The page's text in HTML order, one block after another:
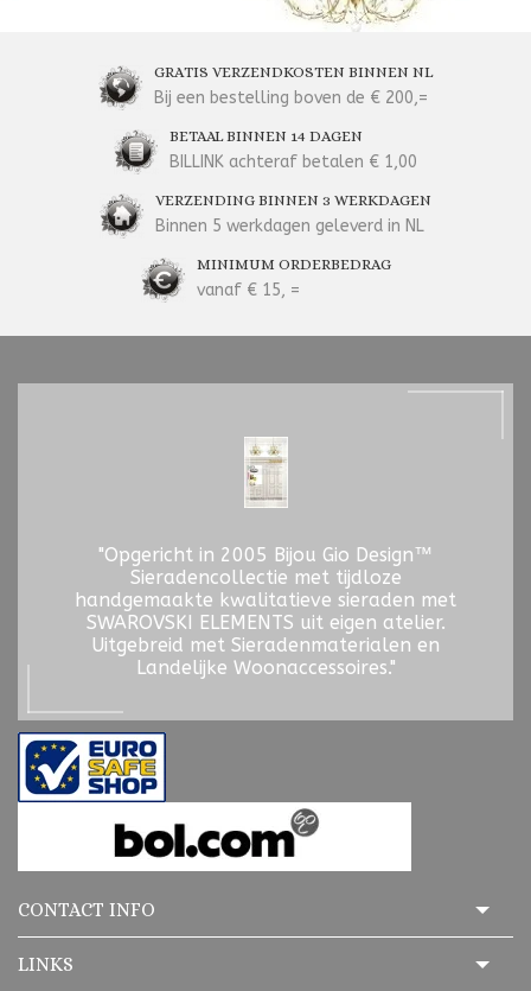
GRATIS VERZENDKOSTEN BINNEN NL
Bij een bestelling boven de € 200,=
BETAAL BINNEN 14 DAGEN
BILLINK achteraf betalen € 1,00
VERZENDING BINNEN 3 WERKDAGEN
Binnen 5 werkdagen geleverd in NL
MINIMUM ORDERBEDRAG
vanaf € 15, =
"Opgericht in 2005 Bijou Gio Design™
Sieradencollectie met tijdloze
handgemaakte kwalitatieve sieraden met
SWAROVSKI ELEMENTS uit eigen atelier.
Uitgebreid met Sieradenmaterialen en
Landelijke Woonaccessoires."
CONTACT INFO
LINKS